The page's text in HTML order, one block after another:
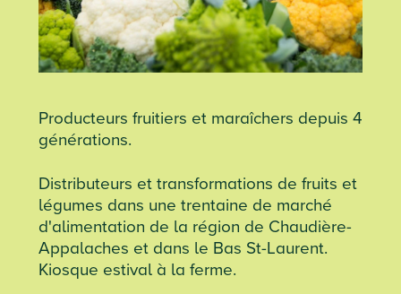
Producteurs fruitiers et maraîchers depuis 4
générations.
Distributeurs et transformations de fruits et
légumes dans une trentaine de marché
d'alimentation de la région de Chaudière-
Appalaches et dans le Bas St-Laurent.
Kiosque estival à la ferme.